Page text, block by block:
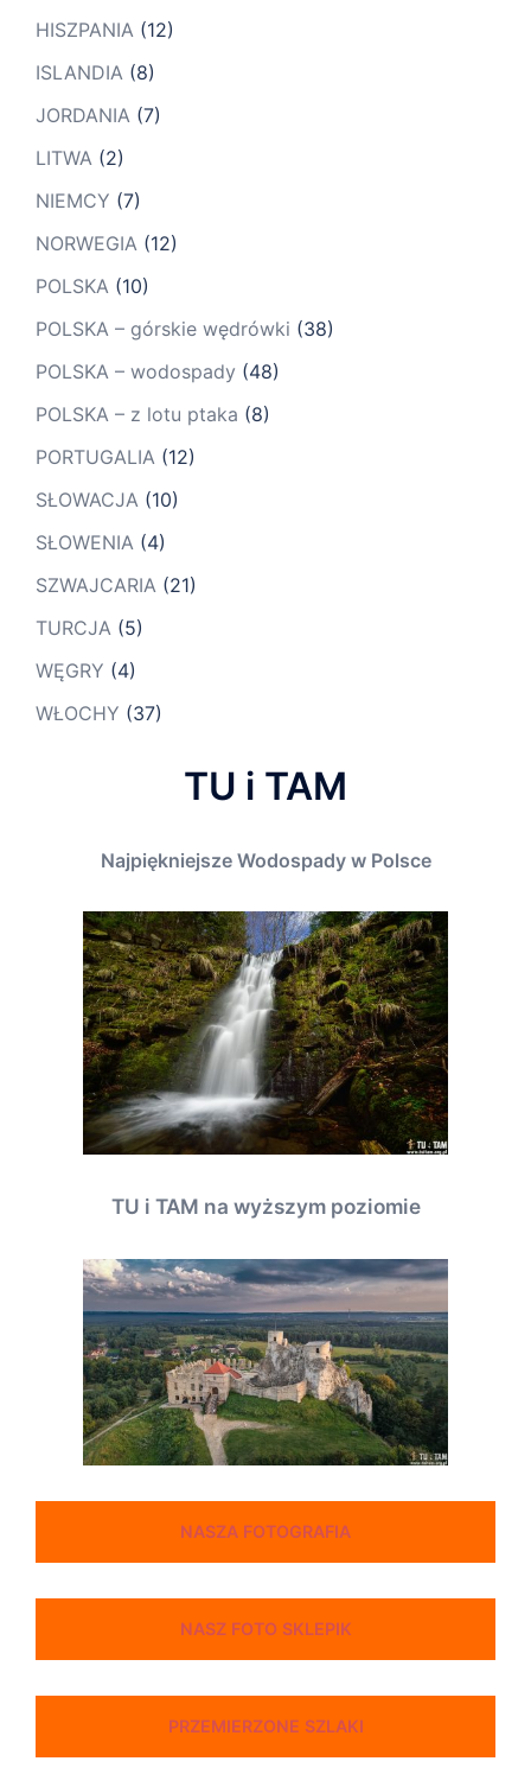
HISZPANIA (12)
ISLANDIA (8)
JORDANIA (7)
LITWA (2)
NIEMCY (7)
NORWEGIA (12)
POLSKA (10)
POLSKA – górskie wędrówki (38)
POLSKA – wodospady (48)
POLSKA – z lotu ptaka (8)
PORTUGALIA (12)
SŁOWACJA (10)
SŁOWENIA (4)
SZWAJCARIA (21)
TURCJA (5)
WĘGRY (4)
WŁOCHY (37)
TU i TAM
Najpiękniejsze Wodospady w Polsce
TU i TAM na wyższym poziomie
NASZA FOTOGRAFIA
NASZ FOTO SKLEPIK
PRZEMIERZONE SZLAKI